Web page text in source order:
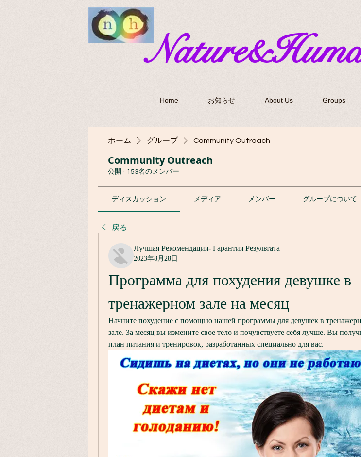
Home お知らせ About Us Groups
ホーム グループ Community Outreach
Community Outreach
公開 · 153名のメンバー
ディスカッション メディア メンバー グループについて
戻る
Лучшая Рекомендация- Гарантия Результата
2023年8月28日
Программа для похудения девушке в
тренажерном зале на месяц
Начните похудение с помощью нашей программы для девушек в
зале. За месяц вы измените свое тело и почувствуете себя лучше. Вы
план питания и тренировок, разработанных специально для вас.